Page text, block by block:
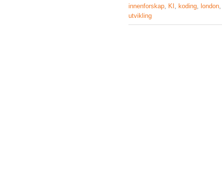
innenforskap KI ,koding ,london
utvikling